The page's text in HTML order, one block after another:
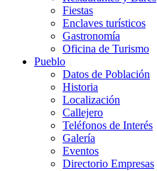
Fiestas
Enclaves turísticos
Gastronomía
Oficina de Turismo
Pueblo
Datos de Población
Historia
Localización
Callejero
Teléfonos de Interés
Galería
Eventos
Directorio Empresas